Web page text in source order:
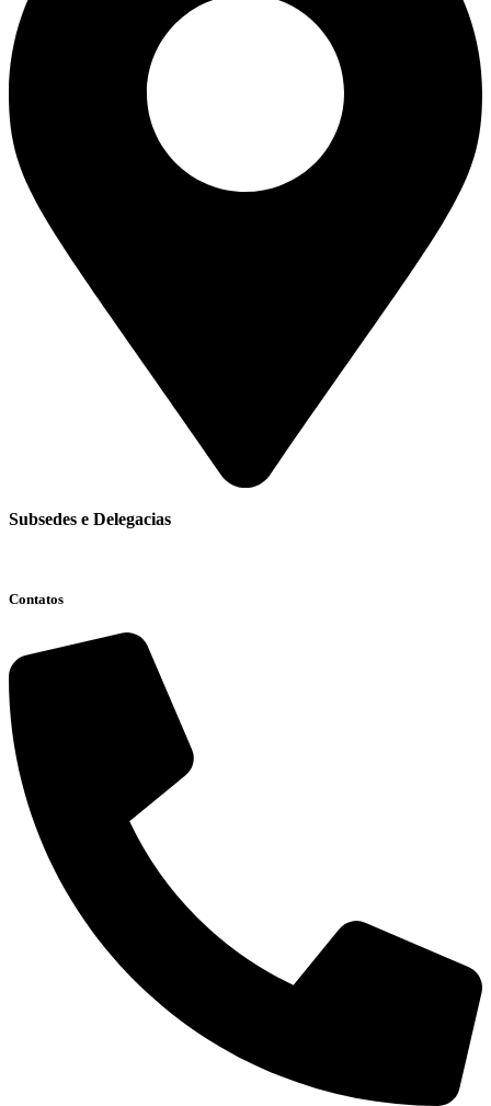
Subsedes e Delegacias
Contatos